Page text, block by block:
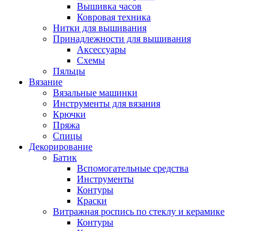
Вышивка часов
Ковровая техника
Нитки для вышивания
Принадлежности для вышивания
Аксессуары
Схемы
Пяльцы
Вязание
Вязальные машинки
Инструменты для вязания
Крючки
Пряжа
Спицы
Декорирование
Батик
Вспомогательные средства
Инструменты
Контуры
Краски
Витражная роспись по стеклу и керамике
Контуры